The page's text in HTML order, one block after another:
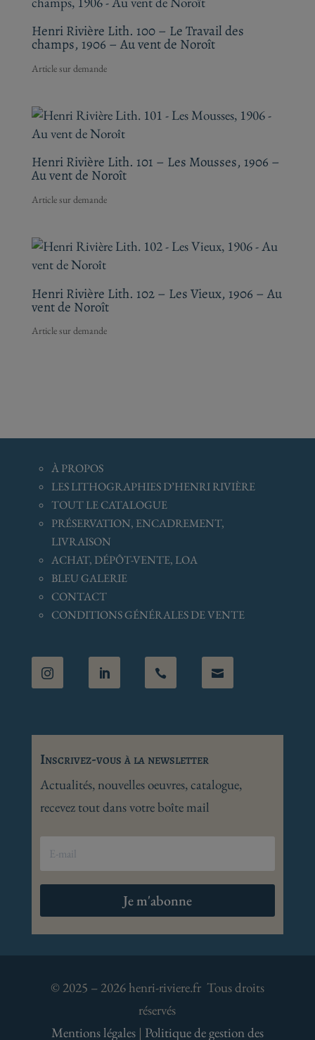
Henri Rivière Lith. 100 – Le Travail des
champs, 1906 – Au vent de Noroît
Henri Rivière Lith. 101 – Les Mousses, 1906 –
Au vent de Noroît
Henri Rivière Lith. 102 – Les Vieux, 1906 – Au
vent de Noroît
ÀPROPOS
LES LITHOGRAPHIES D’HENRI RIVIÈRE
TOUT LE CATALOGUE
PRÉSERVATION, ENCADREMENT,
LIVRAISON
ACHAT, DÉPÔT-VENTE, LOA
BLEU GALERIE
CONTACT
CONDITIONS GÉNÉRALESDE VENTE
   
Inscrivez-vous à la newsletter
Actualités, nouvelles oeuvres, catalogue,
recevez tout dans votre boîte mail
Je m'abonne
© 2025 – 2026 henri-riviere.fr Tous droits
réservés
Mentions légales| Politique de gestion des